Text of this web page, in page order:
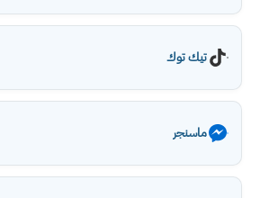
تيك توك
ماسنجر